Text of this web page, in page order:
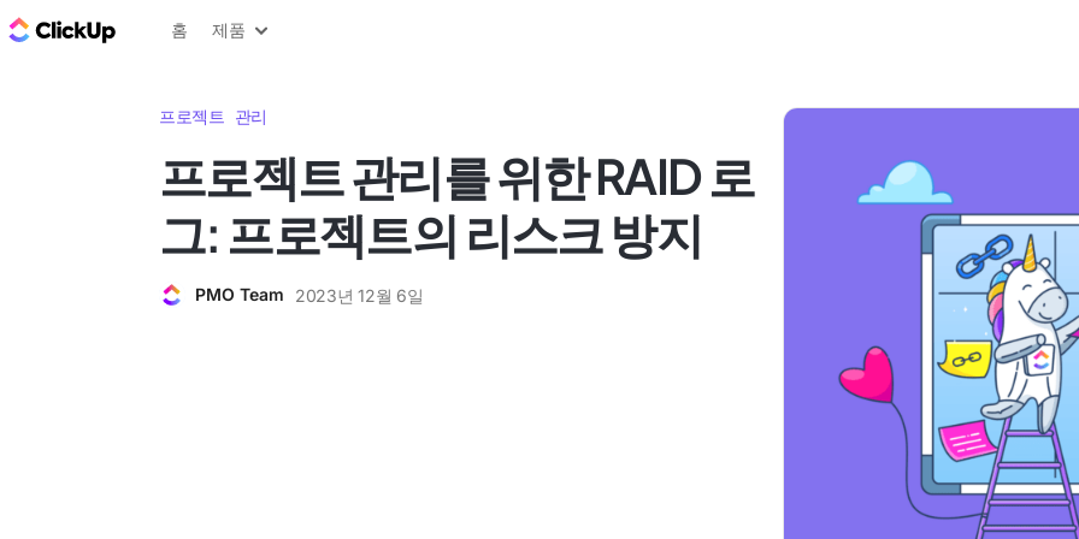
ClickUp 블로그
홈 제품
프로젝트 관리
프로젝트 관리를 위한 RAID 로
그: 프로젝트의 리스크 방지
PMO Team 2023년 12월 6일